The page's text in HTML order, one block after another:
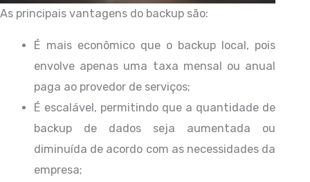
As principais vantagens do backup são:
É mais econômico que o backup local, pois
envolve apenas uma taxa mensal ou anual
paga ao provedor de serviços;
É escalável, permitindo que a quantidade de
backup de dados seja aumentada ou
diminuída de acordo com as necessidades da
empresa;